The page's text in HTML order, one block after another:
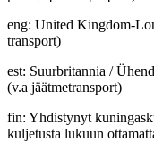
eng: United Kingdom-
transport)
est: Suurbritannia /
(v.a jäätmetransport)
fin: Yhdistynyt
kuljetusta lukuun